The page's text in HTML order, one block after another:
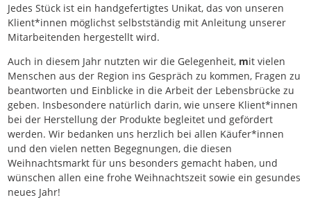
Jedes Stück ist ein handgefertigtes Unikat, das von unseren
Klient*innen möglichst selbstständig mit Anleitung unserer
Mitarbeitenden hergestellt wird.
Auch in diesem Jahr nutzten wir die Gelegenheit, mit vielen
Menschen aus der Region ins Gespräch zu kommen, Fragen zu
beantworten und Einblicke in die Arbeit der Lebensbrücke zu
geben. Insbesondere natürlich darin, wie unsere Klient*innen
bei der Herstellung der Produkte begleitet und gefördert
werden. Wir bedanken uns herzlich bei allen Käufer*innen
und den vielen netten Begegnungen, die diesen
Weihnachtsmarkt für uns besonders gemacht haben, und
wünschen allen eine frohe Weihnachtszeit sowie ein gesundes
neues Jahr!